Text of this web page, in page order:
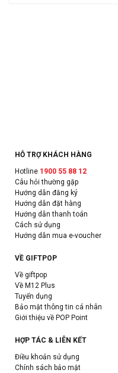
HỖ TRỢ KHÁCH HÀNG
Hotline 1900 55 88 12
Câu hỏi thường gặp
Hướng dẫn đăng ký
Hướng dẫn đặt hàng
Hướng dẫn thanh toán
Cách sử dụng
Hướng dẫn mua e-voucher
VỀ GIFTPOP
Về giftpop
Về M12 Plus
Tuyển dụng
Bảo mật thông tin cá nhân
Giới thiệu về POP Point
HỢP TÁC & LIÊN KẾT
Điều khoản sử dụng
Chính sách bảo mật